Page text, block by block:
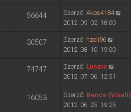
56644 Szerző: Akos4184
2012. 09. 02. 18:00
30507 Szerző: hzoli96
2012. 08. 10. 19:00
74747 Szerző: Luszie
2012. 07. 06. 12:51
16053 Szerző: Bence (Visali)
2012. 06. 25. 19:25